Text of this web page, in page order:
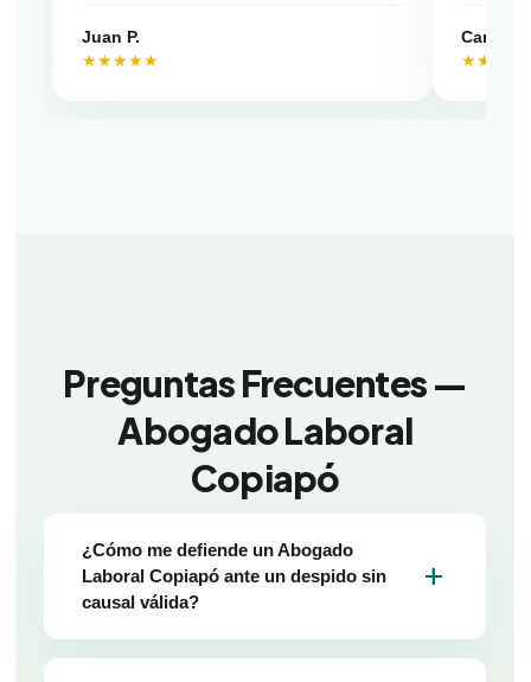
Juan P.
★★★★★
Camila
Preguntas Frecuentes —
Abogado Laboral
Copiapó
¿Cómo me defiende un Abogado
Laboral Copiapó ante un despido sin
causal válida?
add